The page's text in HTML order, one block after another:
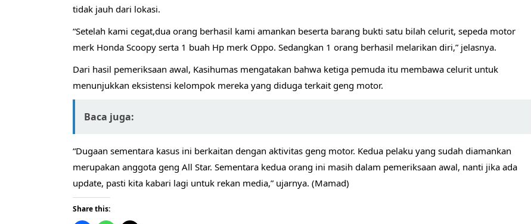
tidak jauh dari lokasi.
“Setelah kami cegat,dua orang berhasil kami amankan beserta barang bukti satu bilah celurit, sepeda motor
merk Honda Scoopy serta 1 buah Hp merk Oppo. Sedangkan 1 orang berhasil melarikan diri,” jelasnya.
Dari hasil pemeriksaan awal, Kasihumas mengatakan bahwa ketiga pemuda itu membawa celurit untuk
menunjukkan eksistensi kelompok mereka yang diduga terkait geng motor.
Baca juga:
“Dugaan sementara kasus ini berkaitan dengan aktivitas geng motor. Kedua pelaku yang sudah diamankan
merupakan anggota geng All Star. Sementara kedua orang ini masih dalam pemeriksaan awal, nanti jika ada
update, pasti kita kabari lagi untuk rekan media,” ujarnya. (Mamad)
Share this: